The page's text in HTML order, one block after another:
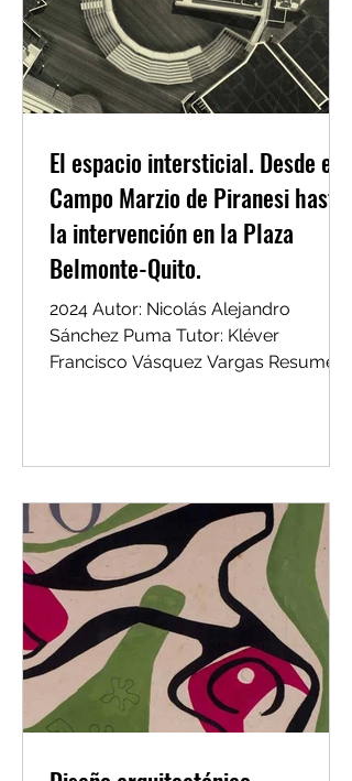
El espacio intersticial. Desde el
Campo Marzio de Piranesi hasta
la intervención en la Plaza
Belmonte-Quito.
2024 Autor: Nicolás Alejandro
Sánchez Puma Tutor: Kléver
Francisco Vásquez Vargas Resumen.